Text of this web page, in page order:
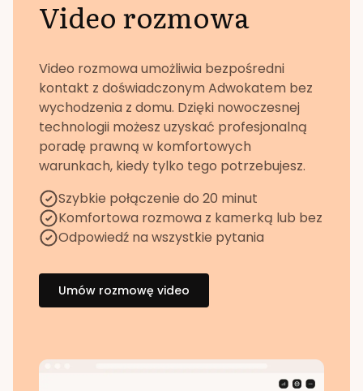
Video rozmowa
Video rozmowa umożliwia bezpośredni
kontakt z doświadczonym Adwokatem bez
wychodzenia z domu. Dzięki nowoczesnej
technologii możesz uzyskać profesjonalną
poradę prawną w komfortowych
warunkach, kiedy tylko tego potrzebujesz.
Szybkie połączenie do 20 minut
Komfortowa rozmowa z kamerką lub bez
Odpowiedź na wszystkie pytania
Umów rozmowę video